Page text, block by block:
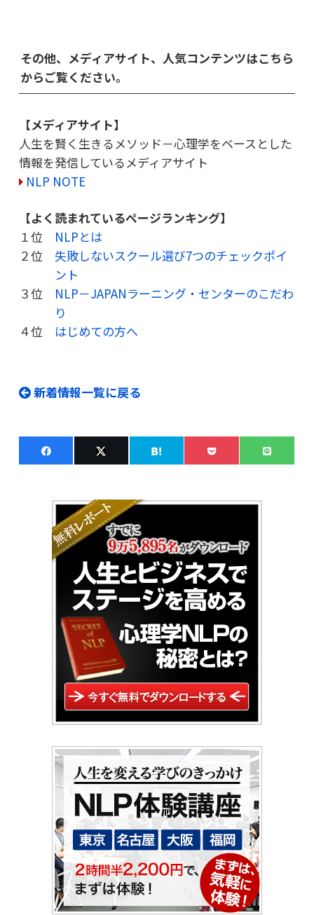
その他、メディアサイト、人気コンテンツはこちら
からご覧ください。
【メディアサイト】
人生を賢く生きるメソッド－心理学をベースとした
情報を発信しているメディアサイト
NLP NOTE
【よく読まれているページランキング】
１位 NLPとは
２位 失敗しないスクール選び7つのチェックポイ
ント
３位 NLP－JAPANラーニング・センターのこだわ
り
４位 はじめての方へ
新着情報一覧に戻る